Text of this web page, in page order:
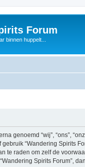
Forum
binnen huppelt...
genoemd “wij”, “ons”,
“Wandering Spirits
te raden om zelf de
Spirits Forum”,